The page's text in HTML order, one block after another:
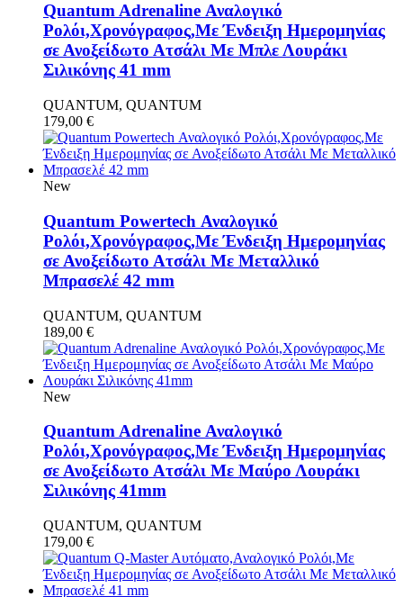
Quantum Adrenaline Αναλογικό
Ρολόι,Χρονόγραφος,Με Ένδειξη Ημερομηνίας
σε Ανοξείδωτο Ατσάλι Με Μπλε Λουράκι
Σιλικόνης 41 mm
QUANTUM, QUANTUM
179,00 €
New
Quantum Powertech Αναλογικό
Ρολόι,Χρονόγραφος,Με Ένδειξη Ημερομηνίας
σε Ανοξείδωτο Ατσάλι Με Μεταλλικό
Μπρασελέ 42 mm
QUANTUM, QUANTUM
189,00 €
New
Quantum Adrenaline Αναλογικό
Ρολόι,Χρονόγραφος,Με Ένδειξη Ημερομηνίας
σε Ανοξείδωτο Ατσάλι Με Μαύρο Λουράκι
Σιλικόνης 41mm
QUANTUM, QUANTUM
179,00 €